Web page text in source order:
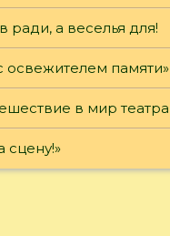
ради, а веселья для!
освежителем памяти»
в мир театра
сцену!»